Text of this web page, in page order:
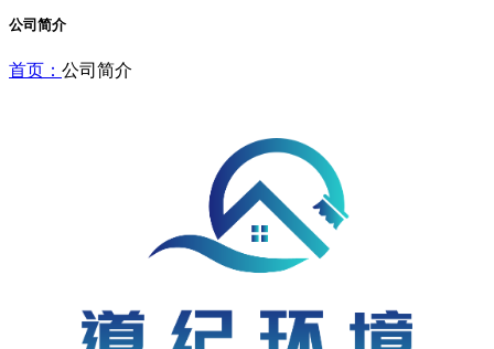
公司简介
首页： 公司简介